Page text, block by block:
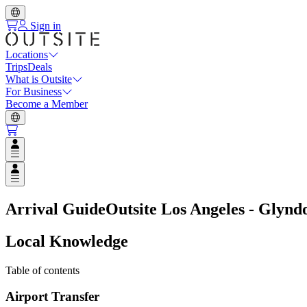
Sign in
Locations
TripsDeals
What is Outsite
For Business
Become a Member
Open user menu
Open user menu
Arrival GuideOutsite Los Angeles -
Local Knowledge
Table of contents
Airport Transfer